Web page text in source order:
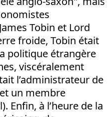
Tobin et Lord
froide, Tobin était
politique étrangère
viscéralement
l’administrateur de
un membre
Enfin, à l’heure de la